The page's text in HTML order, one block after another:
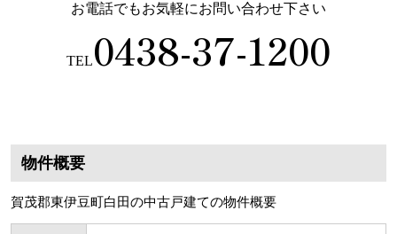
お電話でもお気軽にお問い合わせ下さい
TEL0438-37-1200
物件概要
賀茂郡東伊豆町白田の中古戸建ての物件概要